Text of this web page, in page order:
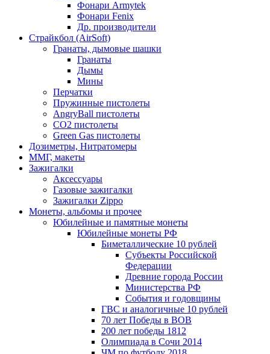
Фонари Armytek
Фонари Fenix
Др. производители
Страйкбол (AirSoft)
Гранаты, дымовые шашки
Гранаты
Дымы
Мины
Перчатки
Пружинные пистолеты
AngryBall пистолеты
CO2 пистолеты
Green Gas пистолеты
Дозиметры, Нитратомеры
ММГ, макеты
Зажигалки
Аксессуары
Газовые зажигалки
Зажигалки Zippo
Монеты, альбомы и прочее
Юбилейные и памятные монеты
Юбилейные монеты РФ
Биметаллические 10 рублей
Субъекты Российской
Федерации
Древние города России
Министерства РФ
События и годовщины
ГВС и аналогичные 10 рублей
70 лет Победы в ВОВ
200 лет победы 1812
Олимпиада в Сочи 2014